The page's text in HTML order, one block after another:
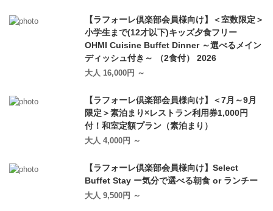
【ラフォーレ倶楽部会員様向け】＜室数限定＞
小学生まで(12才以下)キッズ夕食フリー
OHMI Cuisine Buffet Dinner ～選べるメイン
ディッシュ付き～ （2食付） 2026
大人 16,000円 ～
【ラフォーレ倶楽部会員様向け】＜7月～9月
限定＞素泊まり×レストラン利用券1,000円
付！和室定額プラン（素泊まり）
大人 4,000円 ～
【ラフォーレ倶楽部会員様向け】Select
Buffet Stay ー気分で選べる朝食 or ランチー
大人 9,500円 ～